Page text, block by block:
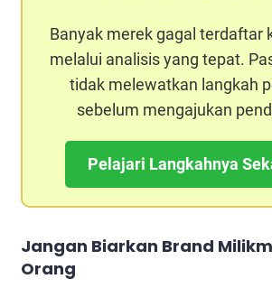
Banyak merek gagal terdaftar
melalui analisis yang tepat.
tidak melewatkan langkah
sebelum mengajukan
Pelajari Langkahnya
Jangan Biarkan Brand
Orang